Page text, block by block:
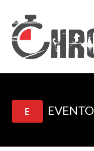
E EVENTO